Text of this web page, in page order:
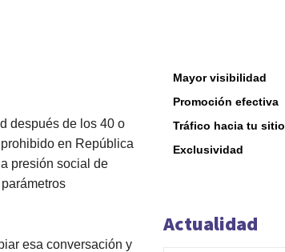
después de los 40 o
en República
presión social de
esa conversación y
Mayor visibilidad
Promoción efectiva
Tráfico hacia tu sitio
Exclusividad
Actualidad